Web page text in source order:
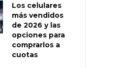
Los celulares
más vendidos
de 2026 y las
opciones para
comprarlos a
cuotas